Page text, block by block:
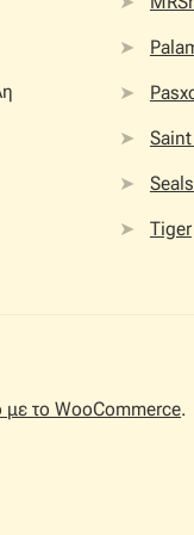
Tiger
με το WooCommerce.